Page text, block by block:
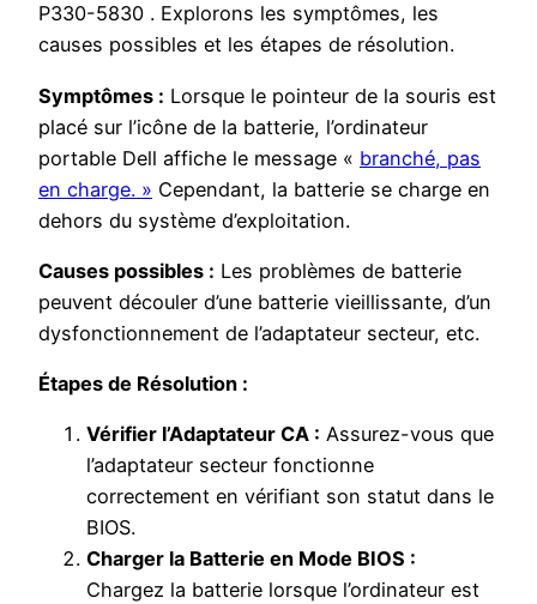
P330-5830 . Explorons les symptômes, les
causes possibles et les étapes de résolution.
Symptômes : Lorsque le pointeur de la souris est
placé sur l’icône de la batterie, l’ordinateur
portable Dell affiche le message « branché, pas
en charge. » Cependant, la batterie se charge en
dehors du système d’exploitation.
Causes possibles : Les problèmes de batterie
peuvent découler d’une batterie vieillissante, d’un
dysfonctionnement de l’adaptateur secteur, etc.
Étapes de Résolution :
Vérifier l’Adaptateur CA : Assurez-vous que
l’adaptateur secteur fonctionne
correctement en vérifiant son statut dans le
BIOS.
Charger la Batterie en Mode BIOS :
Chargez la batterie lorsque l’ordinateur est